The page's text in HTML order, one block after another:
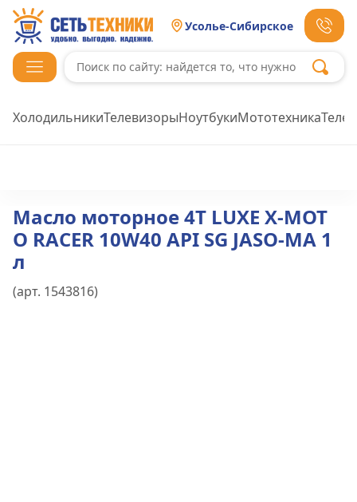
Усолье-Сибирское
ХолодильникиТелевизорыНоутбукиМототехника
Масло моторное 4Т LUXE X-MOT
O RACER 10W40 API SG JASO-MA 1
л
(арт. 1543816)